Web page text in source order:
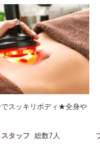
でスッキリボディ★全身や
スタッフ 総数7人